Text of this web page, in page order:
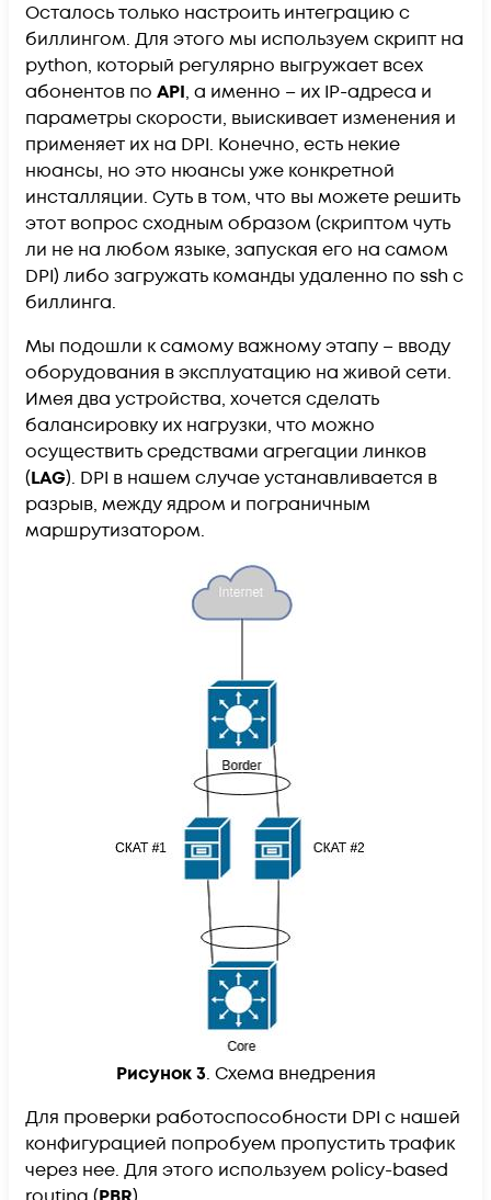
Осталось только настроить интеграцию с
биллингом. Для этого мы используем скрипт на
python, который регулярно выгружает всех
абонентов по API, а именно – их IP-адреса и
параметры скорости, выискивает изменения и
применяет их на DPI. Конечно, есть некие
нюансы, но это нюансы уже конкретной
инсталляции. Суть в том, что вы можете решить
этот вопрос сходным образом (скриптом чуть
ли не на любом языке, запуская его на самом
DPI) либо загружать команды удаленно по ssh с
биллинга.
Мы подошли к самому важному этапу – вводу
оборудования в эксплуатацию на живой сети.
Имея два устройства, хочется сделать
балансировку их нагрузки, что можно
осуществить средствами агрегации линков
(LAG). DPI в нашем случае устанавливается в
разрыв, между ядром и пограничным
маршрутизатором.
Рисунок 3. Схема внедрения
Для проверки работоспособности DPI с нашей
конфигурацией попробуем пропустить трафик
через нее. Для этого используем policy-based